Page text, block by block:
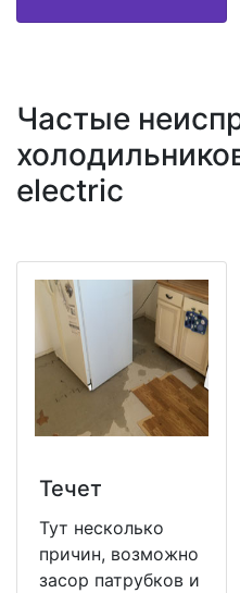
Частые
electric
Течет
Тут несколько
причин, возможно
засор патрубков и